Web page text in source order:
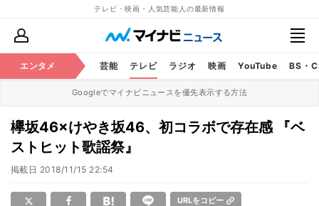
テレビ・映画・人気芸能人の最新情報
エンタメ 芸能 テレビ ラジオ 映画 YouTube BS・
Googleでマイナビニュースを優先表示する方法
欅坂46×けやき坂46、初コラボで存在感 『ベ
ストヒット歌謡祭』
掲載日 2018/11/15 22:54
URLをコピー